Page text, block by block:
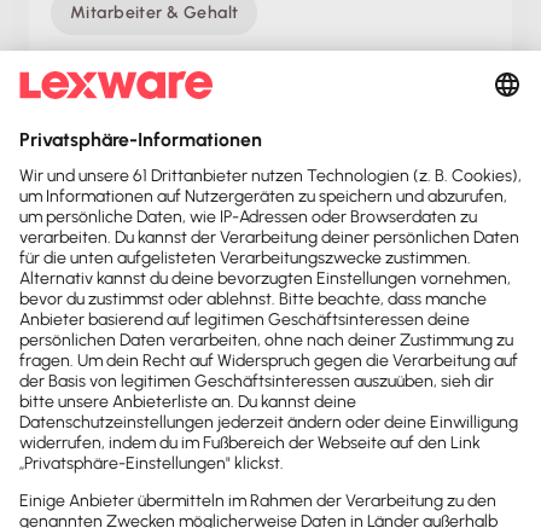
Mitarbeiter & Gehalt
Urlaubsanspruch: So viele Urlaubstage stehen
deinen Mitarbeitenden zu
Wer hat wie viel Urlaubsanspruch? Infos zu
Urlaubstagen, Sonderfällen und gesetzlichen
Regelungen im Überblick.
Lesezeit 19 Minuten
Mutterschutz und Elternzeit
Die Zeit nach der Entbindung ist für Mutter und Kind
sehr wertvoll. Mittlerweile gibt es neben dem
Mutterschutz, der die Zeit rund um die Geburt
abdeckt, noch eine zweite Variante: dieElternzeit.